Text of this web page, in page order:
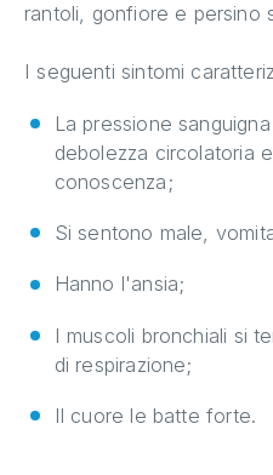
rantoli, gonfiore e persino
I seguenti sintomi
La pressione
debolezza circolatoria
conoscenza;
Si sentono male,
Hanno l'ansia;
I muscoli bronchiali si
di respirazione;
Il cuore le batte forte.